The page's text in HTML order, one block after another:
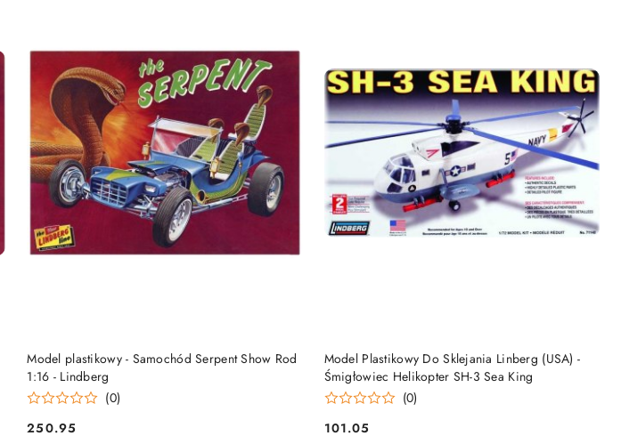
Model plastikowy - Samochód Serpent Show Rod
1:16 - Lindberg
(0)
Cena:
250.95
DO KOSZYKA
Model Plastikowy Do Sklejania Linberg (USA) -
Śmigłowiec Helikopter SH-3 Sea King
(0)
Cena:
101.05
DO KOSZYKA